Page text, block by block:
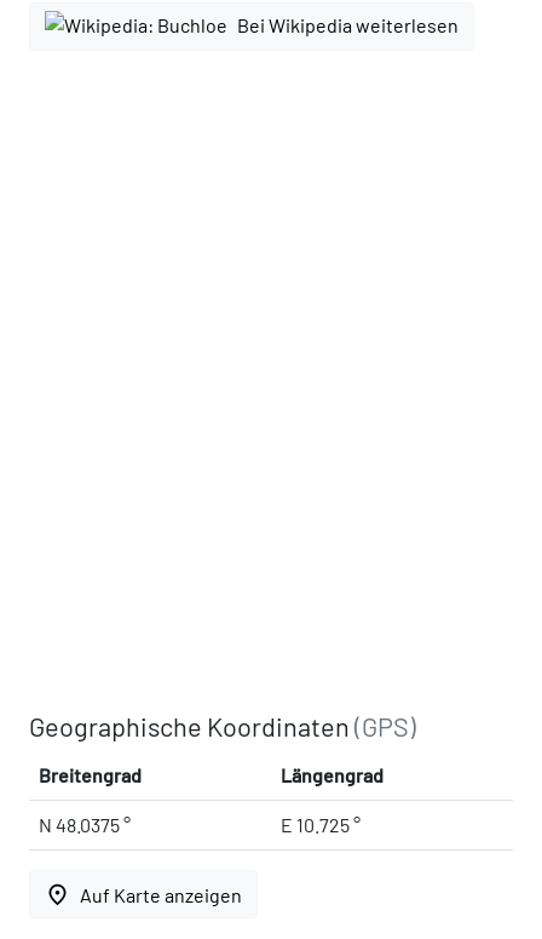
Bei Wikipedia weiterlesen
Geographische Koordinaten(GPS)
Breitengrad Längengrad
N 48.0375 ° E 10.725 °
place Auf Karte anzeigen